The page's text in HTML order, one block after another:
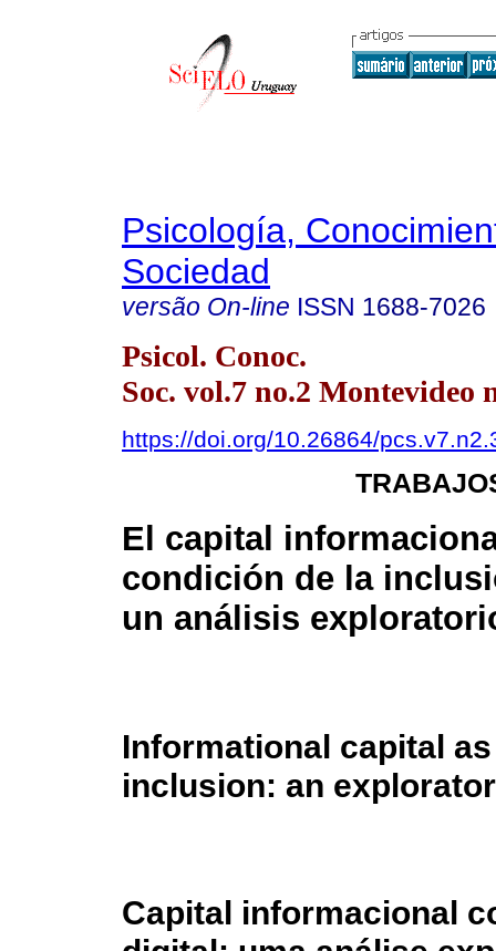
Psicología,
Sociedad
versão On-line ISSN 1688-7026
Psicol. Conoc.
Soc. vol.7 no.2 Montevideo
https://doi.org/10.26864/
El capital
condición de la
un análisis
Informational capital
inclusion: an
Capital informacional